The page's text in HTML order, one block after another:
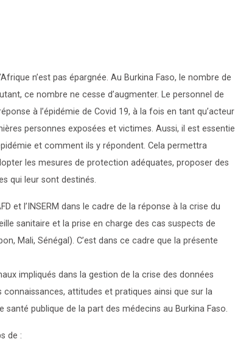
n’est pas épargnée. Au Burkina Faso, le nombre de
ce nombre ne cesse d’augmenter. Le personnel de
à l’épidémie de Covid 19, à la fois en tant qu’acteur
personnes exposées et victimes. Aussi, il est essentiel
et comment ils y répondent. Cela permettra
les mesures de protection adéquates, proposer des
qui leur sont destinés.
et l’INSERM dans le cadre de la réponse à la crise du
sanitaire et la prise en charge des cas suspects de
Mali, Sénégal). C’est dans ce cadre que la présente
impliqués dans la gestion de la crise des données
attitudes et pratiques ainsi que sur la
publique de la part des médecins au Burkina Faso.
de :